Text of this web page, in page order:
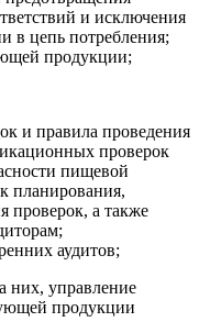
и исключения
в цепь потребления;
продукции;
и правила проведения
проверок
пищевой
планирования,
проверок, а также
аудитов;
них, управление
продукции